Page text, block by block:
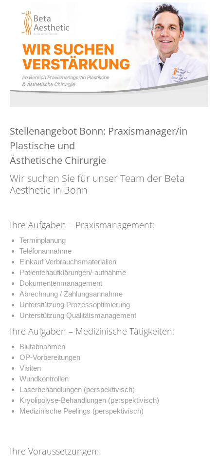
Stellenangebot Bonn: Praxismanager/in
Plastische und
Ästhetische Chirurgie
Wir suchen Sie für unser Team der Beta
Aesthetic in Bonn
Ihre Aufgaben – Praxismanagement:
Terminplanung
Telefonannahme
Einkauf Verbrauchsmaterialien
Patientenaufklärungen/-aufnahme
Dokumentenmanagement
Abrechnung / Zahlungsannahme
Unterstützung Prozessoptimierung
Unterstützung Qualitätsmanagement
Ihre Aufgaben – Medizinische Tätigkeiten:
Blutabnahmen
OP-Vorbereitungen
Visiten
Wundkontrollen
Laserbehandlungen (perspektivisch)
Kryolipolyse-Behandlungen (perspektivisch)
Medizinische Peelings (perspektivisch)
Ihre Voraussetzungen: